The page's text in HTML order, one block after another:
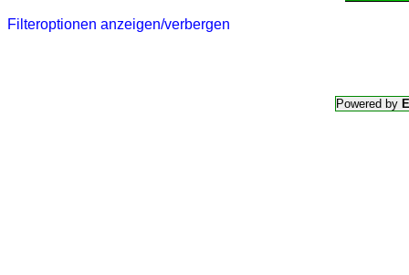
Filteroptionen anzeigen/verbergen
Powered by